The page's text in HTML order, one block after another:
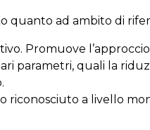
quanto ad ambito di
Promuove l’approccio
parametri, quali la
riconosciuto a livello